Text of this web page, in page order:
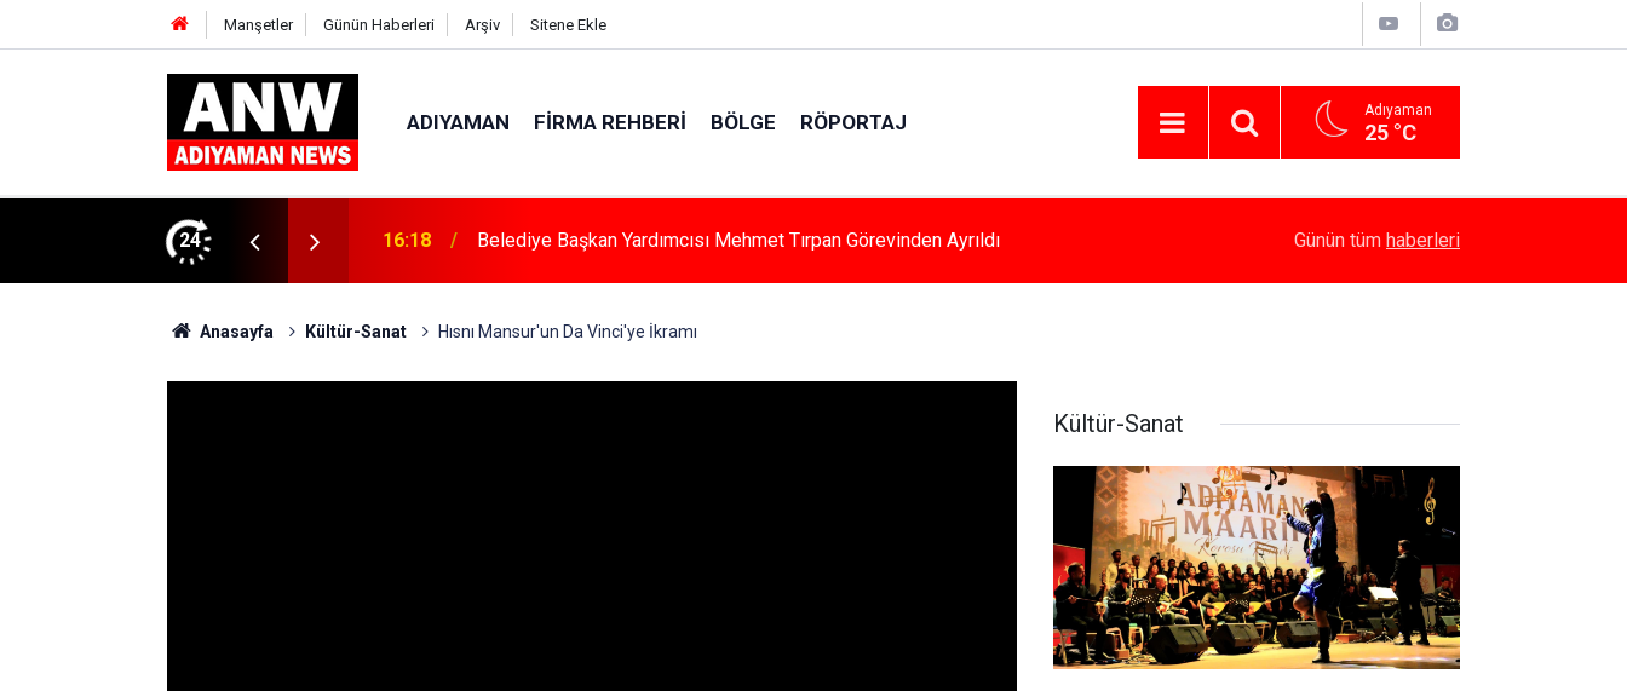
Manşetler Günün Haberleri Arşiv Sitene Ekle
ADIYAMAN FIRMA REHBERI BÖLGE RÖPORTAJ Adıyaman
25 °C
24
Tırpan Görevinden Ayrıldı 14:13
Bulundu
Besni’de İlkokulun Çatısında Korkutan Yangın
Günün tüm haberleri
Anasayfa Kültür-Sanat Hısnı Mansur'un Da Vinci'ye İkramı
Kültür-Sanat